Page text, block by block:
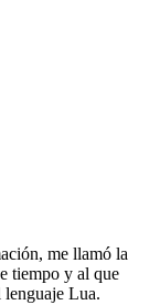
me llamó la
tiempo y al que
lenguaje Lua.